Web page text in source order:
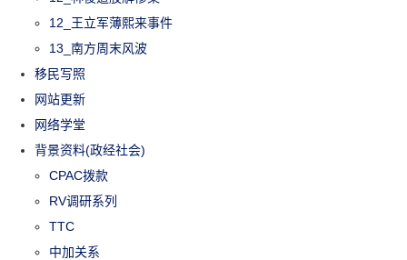
12_王立军薄熙来事件
13_南方周末风波
移民写照
网站更新
网络学堂
背景资料(政经社会)
CPAC拨款
RV调研系列
TTC
中加关系